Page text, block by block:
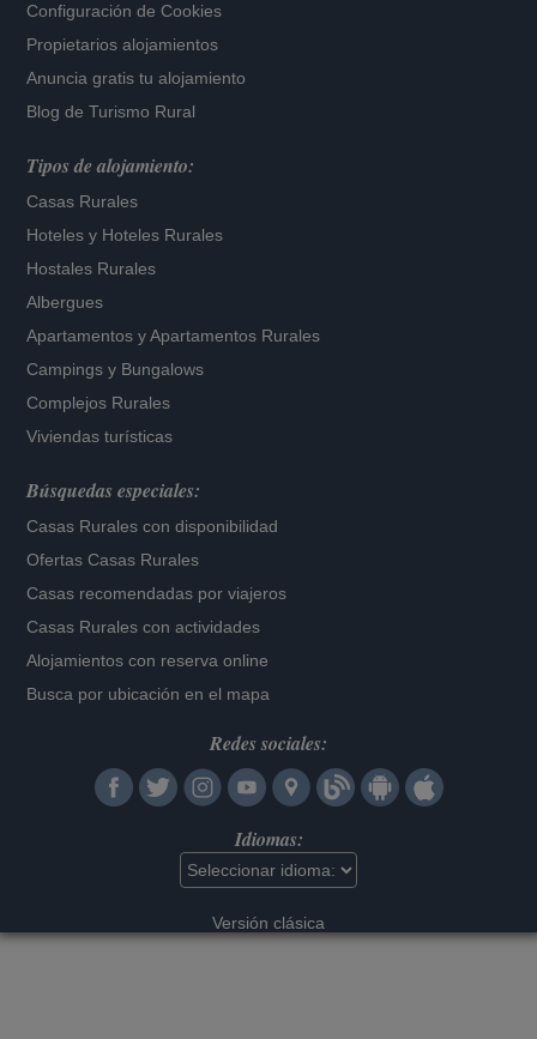
Configuración de Cookies
Propietarios alojamientos
Anuncia gratis tu alojamiento
Blog de Turismo Rural
Tipos de alojamiento:
Casas Rurales
Hoteles y Hoteles Rurales
Hostales Rurales
Albergues
Apartamentos yApartamentos Rurales
Campings y Bungalows
Complejos Rurales
Viviendas turísticas
Búsquedas especiales:
Casas Rurales con disponibilidad
Ofertas Casas Rurales
Casas recomendadas por viajeros
Casas Rurales con actividades
Alojamientos con reserva online
Busca por ubicación en el mapa
Redes sociales:
Idiomas:
Versión clásica